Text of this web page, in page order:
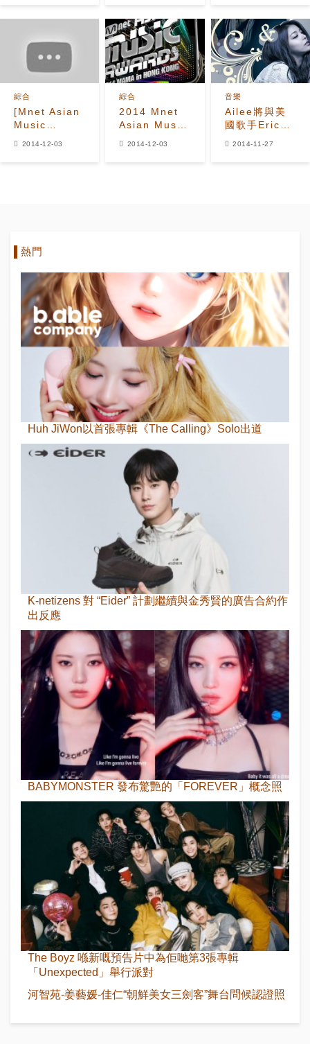
獎
- Problem
[Mnet Asian
Music
綜合
2014-12-03
2014 Mnet
Asian Music
綜合
2014-12-03
Ailee將與美
國歌手Eric
音樂
2014-11-27
熱門
Huh JiWon以首張專輯《The Calling》Solo出道
K-netizens 對 “Eider” 計劃繼續與金秀賢的廣告合約作
出反應
BABYMONSTER 發布驚艷的「FOREVER」概念照
The Boyz 喺新嘅預告片中為佢哋第3張專輯
「Unexpected」舉行派對
河智苑-姜藝媛-佳仁“朝鮮美女三劍客”舞台問候認證照